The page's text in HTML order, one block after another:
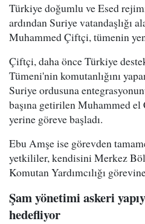
Türkiye doğumlu ve Esed
ardından Suriye vatandaşlığı
Muhammed Çiftçi, tümenin
Çiftçi, daha önce Türkiye
Tümeni'nin komutanlığını
Suriye ordusuna
başına getirilen Muhammed
yerine göreve başladı.
Ebu Amşe ise görevden
yetkililer, kendisini Merkez
Komutan Yardımcılığı
Şam yönetimi askeri
hedefliyor